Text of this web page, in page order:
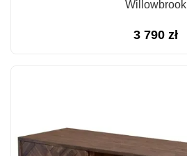
Willowbrook
3 790 zł